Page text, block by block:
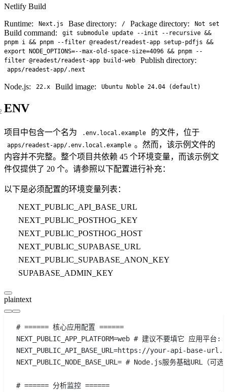
Netlify Build
Runtime:
Next.js Base directory: / Package directory: Not set
Build command:
git submodule update --init --recursive &&
pnpm i && pnpm --filter @readest/readest-app setup-pdfjs &&
export NODE_OPTIONS=--max-old-space-size=4096 && pnpm --
filter @readest/readest-app build-web
Publish directory:
apps/readest-app/.next
Node.js: 22.x Build image: Ubuntu Noble 24.04 (default)
ENV
项目中包含一个名为 .env.local.example 的文件，位于
apps/readest-app/.env.local.example 。然而，该示例文件的
内容并不完整。整个项目共依赖 45 个环境变量，而该示例文
件仅提供了 20 个。请参照以下配置进行补充：
以下是必须配置的环境变量列表：
NEXT_PUBLIC_API_BASE_URL
NEXT_PUBLIC_POSTHOG_KEY
NEXT_PUBLIC_POSTHOG_HOST
NEXT_PUBLIC_SUPABASE_URL
NEXT_PUBLIC_SUPABASE_ANON_KEY
SUPABASE_ADMIN_KEY
plaintext
# ====== 核心应用配置 ======
NEXT_PUBLIC_APP_PLATFORM=web # 建议不要填它 应用平
NEXT_PUBLIC_API_BASE_URL=https://your-api-base-
NEXT_PUBLIC_NODE_BASE_URL= # Node.js服务基础URL（可选
# ====== 分析监控 ======